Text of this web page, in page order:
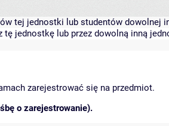
tej jednostki lub studentów dowolnej
jednostkę lub przez dowolną inną
zarejestrować się na przedmiot.
o zarejestrowanie).